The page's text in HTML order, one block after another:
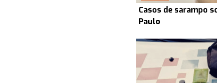
Casos de sarampo
Paulo